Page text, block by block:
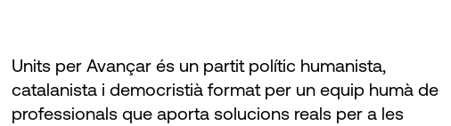
Units per Avançar és un partit polític humanista,
catalanista i democristià format per un equip humà de
professionals que aporta solucions reals per a les